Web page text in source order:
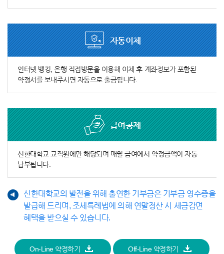
자동이체
인터넷 뱅킹, 은행 직접방문을 이용해 이체 후 계좌정보가 포함된
약정서를 보내주시면 자동으로 출금됩니다.
급여공제
신한대학교 교직원에만 해당되며 매월 급여에서 약정금액이 자동
납부됩니다.
신한대학교의 발전을 위해 출연한 기부금은 기부금 영수증을
발급해 드리며, 조세특례법에 의해 연말정산 시 세금감면
혜택을 받으실 수 있습니다.
On-Line 약정하기 Off-Line 약정하기